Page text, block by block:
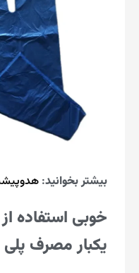
بیشتر بخوانید:
خوبی استفاده
یکبار مصرف پلی